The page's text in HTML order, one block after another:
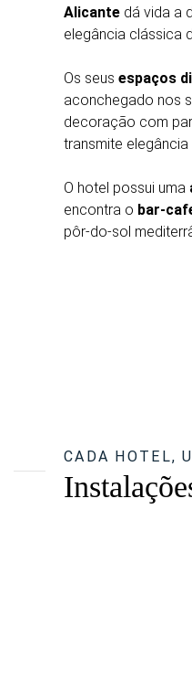
Alicante dá vida a
elegância clássica
Os seus espaços
aconchegado nos
decoração com
transmite
O hotel possui uma
encontra o bar-
pôr-do-sol
CADA HOTEL,